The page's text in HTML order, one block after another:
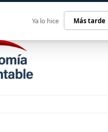
Ya lo hice Más tarde